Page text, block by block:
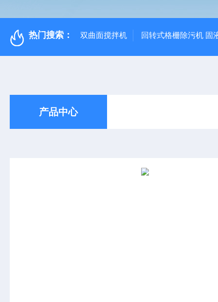
热门搜索： 双曲面搅拌机 回转式格栅除污机 固
产品中心